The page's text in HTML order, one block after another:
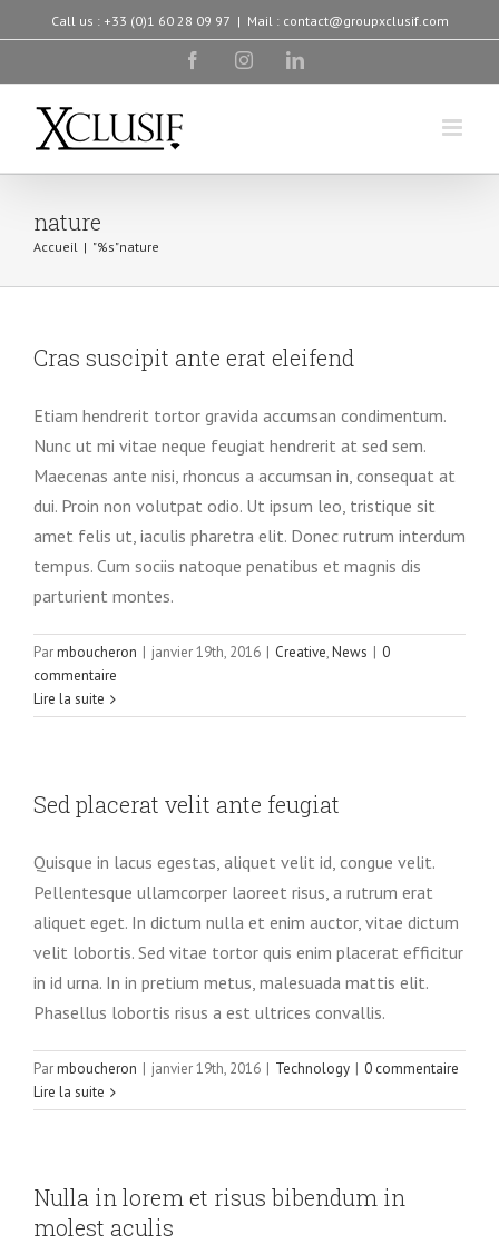
to
Call us : +33 (0)1 60 28 09 97 | Mail : contact@groupxclusif.com
facebookinstagramlinkedin
nature
Accueil | "%s"nature
Cras suscipit ante erat eleifend
Etiam hendrerit tortor gravida accumsan condimentum.
Nunc ut mi vitae neque feugiat hendrerit at sed sem.
Maecenas ante nisi, rhoncus a accumsan in, consequat at
dui. Proin non volutpat odio. Ut ipsum leo, tristique sit
amet felis ut, iaculis pharetra elit. Donec rutrum interdum
tempus. Cum sociis natoque penatibus et magnis dis
parturient montes.
Parmboucheron | janvier 19th, 2016 | Creative,News | 0
commentaire
Lire la suite
Sed placerat velit ante feugiat
Quisque in lacus egestas, aliquet velit id, congue velit.
Pellentesque ullamcorper laoreet risus, a rutrum erat
aliquet eget. In dictum nulla et enim auctor, vitae dictum
velit lobortis. Sed vitae tortor quis enim placerat efficitur
in id urna. In in pretium metus, malesuada mattis elit.
Phasellus lobortis risus a est ultrices convallis.
Parmboucheron | janvier 19th, 2016 | Technology | 0 commentaire
Lire la suite
Nulla in lorem et risus bibendum in
molest aculis